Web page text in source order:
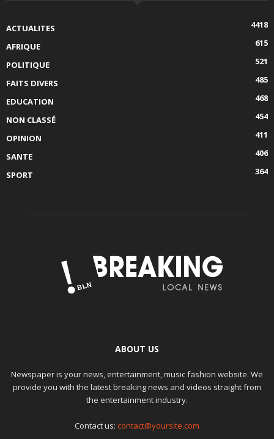
ACTUALITES
4418
AFRIQUE
615
POLITIQUE
521
FAITS DIVERS
485
EDUCATION
468
NON CLASSÉ
454
OPINION
411
SANTE
406
SPORT
364
ABOUT US
Newspaper is your news, entertainment, music fashion website. We
provide you with the latest breaking news and videos straight from
the entertainment industry.
Contact us: contact@yoursite.com